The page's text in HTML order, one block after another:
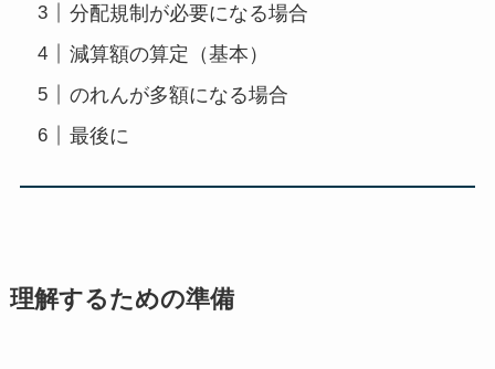
分配規制が必要になる場合
減算額の算定（基本）
のれんが多額になる場合
最後に
理解するための準備